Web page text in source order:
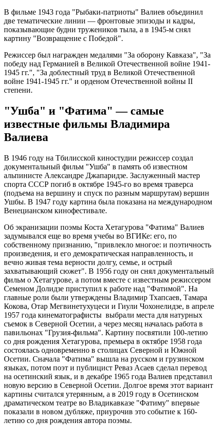
В фильме 1943 года "Рыбаки-патриоты" Валиев объединил
две тематические линии — фронтовые эпизоды и кадры,
показывающие будни тружеников тыла, а в 1945-м снял
картину "Возвращение с Победой".
Режиссер был награжден медалями "За оборону Кавказа", "За
победу над Германией в Великой Отечественной войне 1941-
1945 гг.", "За доблестный труд в Великой Отечественной
войне 1941-1945 гг." и орденом Отечественной войны II
степени.
"Ушба" и "Фатима" — самые
известные фильмы Владимира
Валиева
В 1946 году на Тбилисской киностудии режиссер создал
документальный фильм "Ушба" в память об известном
альпинисте Александре Джапаридзе. Заслуженный мастер
спорта СССР погиб в октябре 1945-го во время траверса
(подъема на вершину и спуск по разным маршрутам) вершин
Ушбы. В 1947 году картина была показана на международном
Венецианском кинофестивале.
Об экранизации поэмы Коста Хетагурова "Фатима" Валиев
задумывался еще во время учебы во ВГИКе: его, по
собственному признанию, "привлекло многое: и поэтичность
произведения, и его демократическая направленность, и
вечно живая тема верности долгу, семье, и острый
захватывающий сюжет". В 1956 году он снял документальный
фильм о Хетагурове, а потом вместе с известным режиссером
Семеном Долидзе приступил к работе над "Фатимой". На
главные роли были утверждены Владимир Тхапсаев, Тамара
Кокова, Отар Мегвинетухуцеси и Гиули Чохонелидзе, в апреле
1957 года кинематографисты выбрали места для натурных
съемок в Северной Осетии, а через месяц началась работа в
павильонах "Грузия-фильма". Картину посвятили 100-летию
со дня рождения Хетагурова, премьера в октябре 1958 года
состоялась одновременно в столицах Северной и Южной
Осетии. Сначала "Фатима" вышла на русском и грузинском
языках, потом поэт и публицист Реваз Асаев сделал перевод
на осетинский язык, и в декабре 1965 года Валиев представил
новую версию в Северной Осетии. Долгое время этот вариант
картины считался утерянным, а в 2019 году в Осетинском
драматическом театре во Владикавказе "Фатиму" впервые
показали в новом дубляже, приурочив это событие к 160-
летию со дня рождения автора поэмы.